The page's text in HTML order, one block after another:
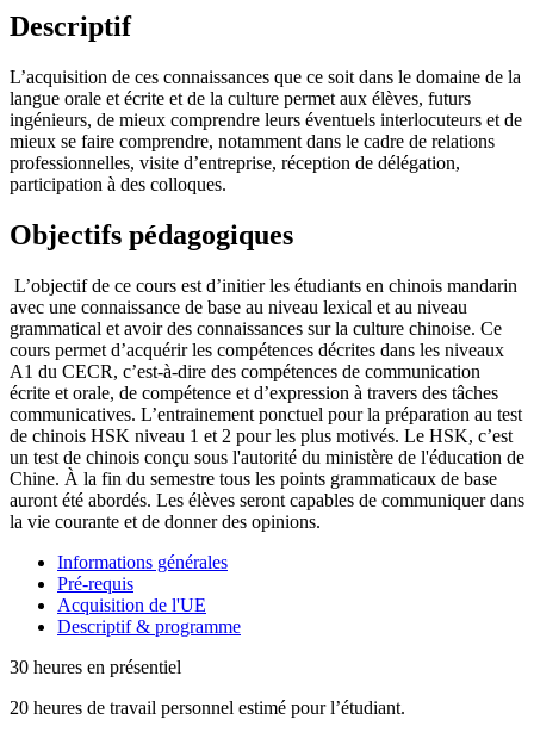
Descriptif
L’acquisition de ces connaissances que ce soit dans le domaine de la
langue orale et écrite et de la culture permet aux élèves, futurs
ingénieurs, de mieux comprendre leurs éventuels interlocuteurs et de
mieux se faire comprendre, notamment dans le cadre de relations
professionnelles, visite d’entreprise, réception de délégation,
participation à des colloques.
Objectifs pédagogiques
L’objectif de ce cours est d’initier les étudiants en chinois mandarin
avec une connaissance de base au niveau lexical et au niveau
grammatical et avoir des connaissances sur la culture chinoise. Ce
cours permet d’acquérir les compétences décrites dans les niveaux
A1 du CECR, c’est-à-dire des compétences de communication
écrite et orale, de compétence et d’expression à travers des tâches
communicatives. L’entrainement ponctuel pour la préparation au test
de chinois HSK niveau 1 et 2 pour les plus motivés. Le HSK, c’est
un test de chinois conçu sous l'autorité du ministère de l'éducation de
Chine. À la fin du semestre tous les points grammaticaux de base
auront été abordés. Les élèves seront capables de communiquer dans
la vie courante et de donner des opinions.
Informations générales
Pré-requis
Acquisition de l'UE
Descriptif & programme
30 heures en présentiel
20 heures de travail personnel estimé pour l’étudiant.